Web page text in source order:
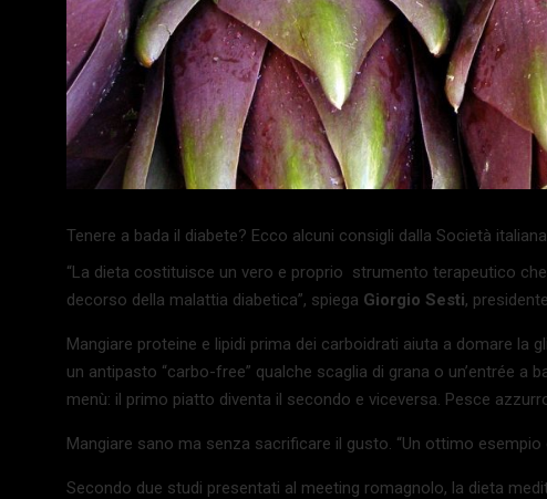
Tenere a bada il diabete? Ecco alcuni consigli dalla Società
“La dieta costituisce un vero e proprio strumento terapeutico
decorso della malattia diabetica”, spiega Giorgio Sesti,
Mangiare proteine e lipidi prima dei carboidrati aiuta a domare la
un antipasto “carbo-free” qualche scaglia di grana o un’entrée a
menù: il primo piatto diventa il secondo e viceversa. Pesce
Mangiare sano ma senza sacrificare il gusto. “Un ottimo esempio
Secondo due studi presentati al meeting romagnolo, la dieta